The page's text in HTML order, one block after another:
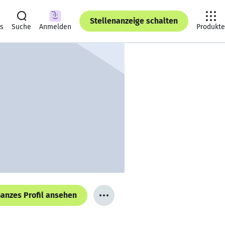
Suche Anmelden
Stellenanzeige schalten
Produkte
Profil ansehen